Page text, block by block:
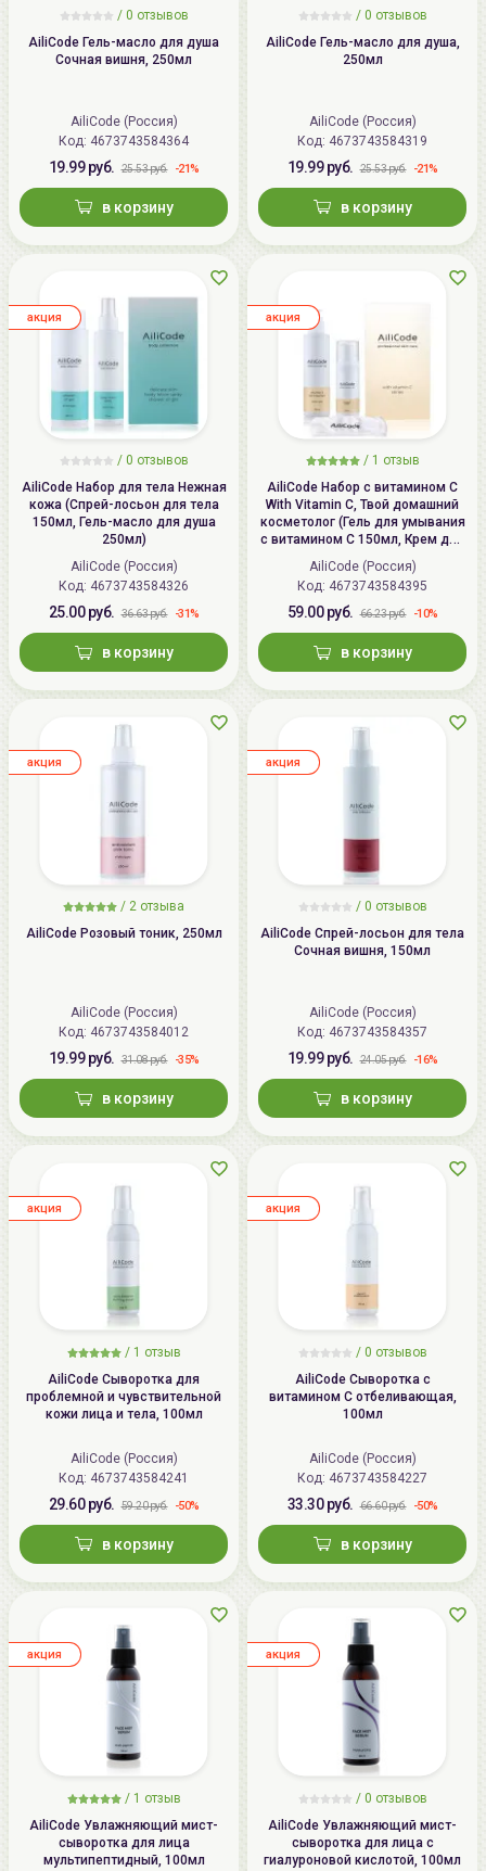
/ 0 отзывов
AiliCode Гель-масло для душа
Сочная вишня, 250мл
AiliCode (Россия)
Код: 4673743584364
19.99 руб. 25.53 руб. -21%
в корзину
/ 0 отзывов
AiliCode Гель-масло для душа,
250мл
AiliCode (Россия)
Код: 4673743584319
19.99 руб. 25.53 руб. -21%
в корзину
/ 0 отзывов
AiliCode Набор для тела Нежная
кожа (Спрей-лосьон для тела
150мл, Гель-масло для душа
250мл)
AiliCode (Россия)
Код: 4673743584326
25.00 руб. 36.63 руб. -31%
в корзину
aкция
/ 1 отзыв
AiliCode Набор с витамином С
With Vitamin C, Твой домашний
косметолог (Гель для умывания
с витамином С 150мл, Крем для
лица и шеи с витамином С 50мл)
AiliCode (Россия)
Код: 4673743584395
59.00 руб. 66.23 руб. -10%
в корзину
aкция
/ 2 отзыва
AiliCode Розовый тоник, 250мл
AiliCode (Россия)
Код: 4673743584012
19.99 руб. 31.08 руб. -35%
в корзину
aкция
/ 0 отзывов
AiliCode Спрей-лосьон для тела
Сочная вишня, 150мл
AiliCode (Россия)
Код: 4673743584357
19.99 руб. 24.05 руб. -16%
в корзину
aкция
/ 1 отзыв
AiliCode Сыворотка для
проблемной и чувствительной
кожи лица и тела, 100мл
AiliCode (Россия)
Код: 4673743584241
29.60 руб. 59.20 руб. -50%
в корзину
aкция
/ 0 отзывов
AiliCode Сыворотка с
витамином С отбеливающая,
100мл
AiliCode (Россия)
Код: 4673743584227
33.30 руб. 66.60 руб. -50%
в корзину
aкция
/ 1 отзыв
AiliCode Увлажняющий мист-
сыворотка для лица
мультипептидный, 100мл
aкция
/ 0 отзывов
AiliCode Увлажняющий мист-
сыворотка для лица с
гиалуроновой кислотой, 100мл
aкция